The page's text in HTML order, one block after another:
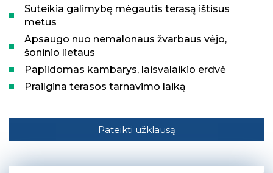
Suteikia galimybę mėgautis terasą ištisus
metus
Apsaugo nuo nemalonaus žvarbaus vėjo,
šoninio lietaus
Papildomas kambarys, laisvalaikio erdvė
Prailgina terasos tarnavimo laiką
Pateikti užklausą